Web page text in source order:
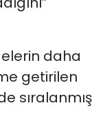
daha
getirilen
sıralanmış